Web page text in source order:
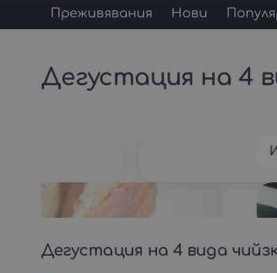
Преживявания Нови
Дегустация на 4
Дегустация на 4 вида